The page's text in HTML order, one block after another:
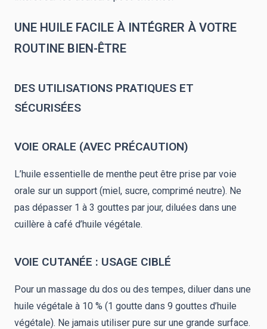
UNE HUILE FACILE À INTÉGRER À VOTRE
ROUTINE BIEN-ÊTRE
DES UTILISATIONS PRATIQUES ET
SÉCURISÉES
VOIE ORALE (AVEC PRÉCAUTION)
L’huile essentielle de menthe peut être prise par voie
orale sur un support (miel, sucre, comprimé neutre). Ne
pas dépasser 1 à 3 gouttes par jour, diluées dans une
cuillère à café d’huile végétale.
VOIE CUTANÉE : USAGE CIBLÉ
Pour un massage du dos ou des tempes, diluer dans une
huile végétale à 10 % (1 goutte dans 9 gouttes d’huile
végétale). Ne jamais utiliser pure sur une grande surface.